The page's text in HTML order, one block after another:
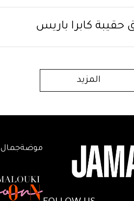
حقيبة كابرا باريس
المزيد
موضةجمال